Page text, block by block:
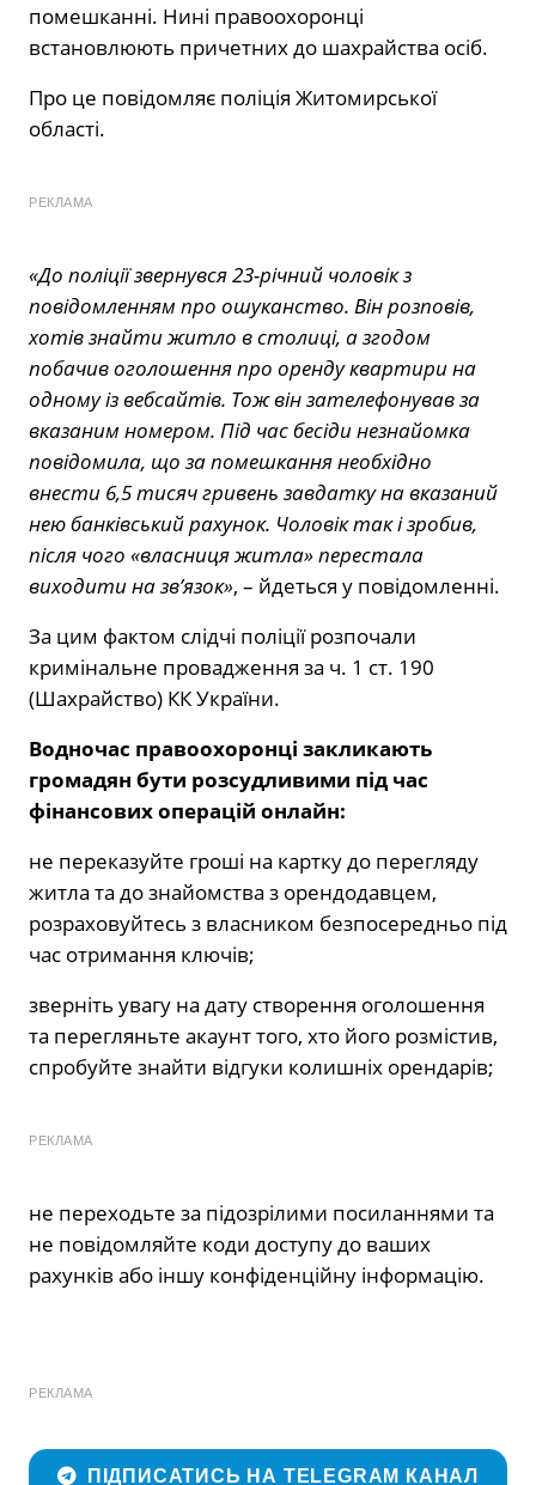
помешканні. Нині правоохоронці
встановлюють причетних до шахрайства осіб.
Про це повідомляє поліція Житомирської
області.
РЕКЛАМА
«До поліції звернувся 23-річний чоловік з
повідомленням про ошуканство. Він розповів,
хотів знайти житло в столиці, а згодом
побачив оголошення про оренду квартири на
одному із вебсайтів. Тож він зателефонував за
вказаним номером. Під час бесіди незнайомка
повідомила, що за помешкання необхідно
внести 6,5 тисяч гривень завдатку на вказаний
нею банківський рахунок. Чоловік так і зробив,
після чого «власниця житла» перестала
виходити на зв’язок», – йдеться у повідомленні.
За цим фактом слідчі поліції розпочали
кримінальне провадження за ч. 1 ст. 190
(Шахрайство) КК України.
Водночас правоохоронці закликають
громадян бути розсудливими під час
фінансових операцій онлайн:
не переказуйте гроші на картку до перегляду
житла та до знайомства з орендодавцем,
розраховуйтесь з власником безпосередньо під
час отримання ключів;
зверніть увагу на дату створення оголошення
та перегляньте акаунт того, хто його розмістив,
спробуйте знайти відгуки колишніх орендарів;
РЕКЛАМА
не переходьте за підозрілими посиланнями та
не повідомляйте коди доступу до ваших
рахунків або іншу конфіденційну інформацію.
РЕКЛАМА
ПІДПИСАТИСЬ НА TELEGRAM КАНАЛ